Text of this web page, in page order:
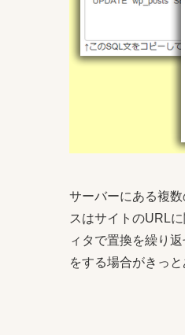
サーバーにある複
スはサイトのURL
ィタで置換を繰り
をする場合がきっ